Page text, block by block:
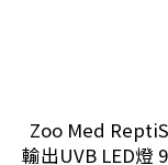
Zoo Med
輸出UVB LED燈